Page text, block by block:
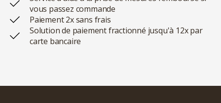
vous passez commande
Paiement 2x sans frais
Solution de paiement fractionné jusqu'à 12x par
carte bancaire